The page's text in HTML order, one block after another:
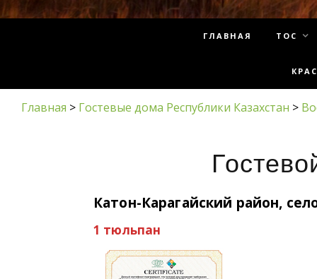
ГЛАВНАЯ ТОС
Главная > Гостевые дома Республики Казахстан >
Катон-Карагайский район,
1 тюльпан